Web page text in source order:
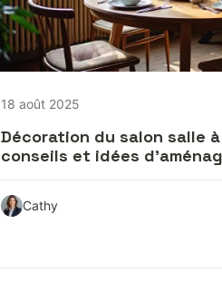
18 août 2025
Décoration du salon salle
conseils et idées
Cathy